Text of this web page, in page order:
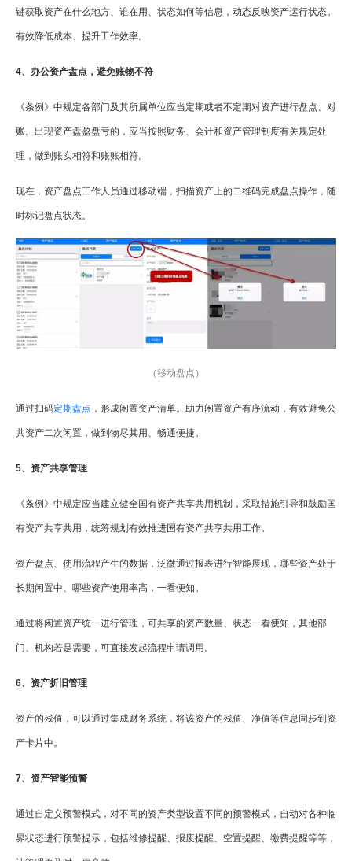
键获取资产在什么地方、谁在用、状态如何等信息，动态反映资产运行状态。
有效降低成本、提升工作效率。
4、办公资产盘点，避免账物不符
《条例》中规定各部门及其所属单位应当定期或者不定期对资产进行盘点、对
账。出现资产盘盈盘亏的，应当按照财务、会计和资产管理制度有关规定处
理，做到账实相符和账账相符。
现在，资产盘点工作人员通过移动端，扫描资产上的二维码完成盘点操作，随
时标记盘点状态。
（移动盘点）
通过扫码定期盘点 ，形成闲置资产清单。助力闲置资产有序流动，有效避免公
共资产二次闲置，做到物尽其用、畅通便捷。
5、资产共享管理
《条例》中规定应当建立健全国有资产共享共用机制，采取措施引导和鼓励国
有资产共享共用，统筹规划有效推进国有资产共享共用工作。
资产盘点、使用流程产生的数据，泛微通过报表进行智能展现，哪些资产处于
长期闲置中、哪些资产使用率高，一看便知。
通过将闲置资产统一进行管理，可共享的资产数量、状态一看便知，其他部
门、机构若是需要，可直接发起流程申请调用。
6、资产折旧管理
资产的残值，可以通过集成财务系统，将该资产的残值、净值等信息同步到资
产卡片中。
7、资产智能预警
通过自定义预警模式，对不同的资产类型设置不同的预警模式，自动对各种临
界状态进行预警提示，包括维修提醒、报废提醒、空置提醒、缴费提醒等等，